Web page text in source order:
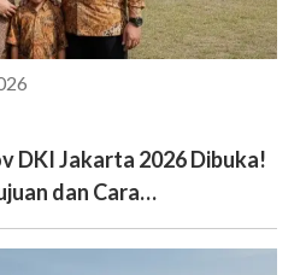
DKI Jakarta 2026 Dibuka!
dan Cara